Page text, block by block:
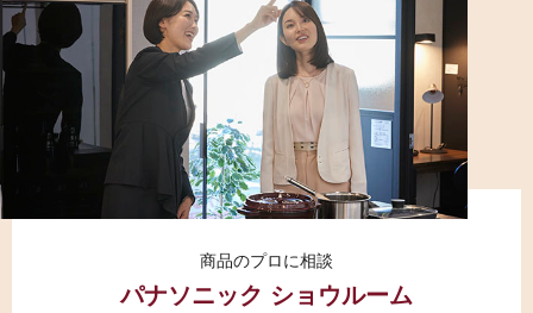
商品のプロに相談
パナソニック ショウルーム